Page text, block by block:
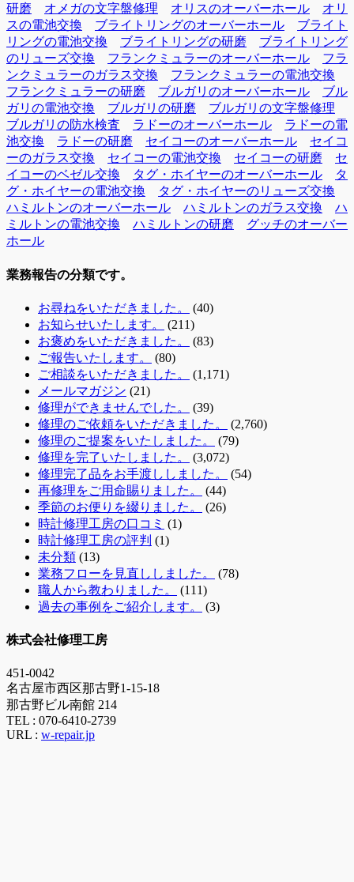
研磨
オメガの文字盤修理 オリスのオーバーホール
オリ
スの電池交換
ブライトリングのオーバーホール
ブライト
リングの電池交換
ブライトリングの研磨
ブライトリング
のリューズ交換
フランクミュラーのオーバーホール
フラ
ンクミュラーのガラス交換
フランクミュラーの電池交換
フランクミュラーの研磨
ブルガリのオーバーホール
ブル
ガリの電池交換
ブルガリの研磨
ブルガリの文字盤修理
ブルガリの防水検査
ラドーのオーバーホール
ラドーの電
池交換
ラドーの研磨 セイコーのオーバーホール
セイコ
ーのガラス交換
セイコーの電池交換 セイコーの研磨
セ
イコーのベゼル交換
タグ・ホイヤーのオーバーホール
タ
グ・ホイヤーの電池交換
タグ・ホイヤーのリューズ交換
ハミルトンのオーバーホール
ハミルトンのガラス交換
ハ
ミルトンの電池交換
ハミルトンの研磨
グッチのオーバー
ホール
業務報告の分類です。
お尋ねをいただきました。
(40)
お知らせいたします。
(211)
お褒めをいただきました。
(83)
ご報告いたします。
(80)
ご相談をいただきました。
(1,171)
メールマガジン (21)
修理ができませんでした。
(39)
修理のご依頼をいただきました。
(2,760)
修理のご提案をいたしました。
(79)
修理を完了いたしました。
(3,072)
修理完了品をお手渡ししました。
(54)
再修理をご用命賜りました。
(44)
季節のお便りを綴りました。
(26)
時計修理工房の口コミ (1)
時計修理工房の評判 (1)
未分類 (13)
業務フローを見直ししました。
(78)
職人から教わりました。
(111)
過去の事例をご紹介します。
(3)
株式会社修理工房
451-0042
名古屋市西区那古野1-15-18
那古野ビル南館 214
TEL : 070-6410-2739
URL : w-repair.jp